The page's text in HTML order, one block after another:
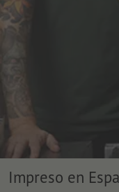
Impreso en